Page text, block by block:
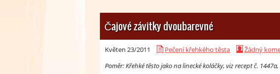
Čajové závitky dvoubarevné
Květen 23/2011 Pečení křehkého těsta
Žádný
Poměr: Křehké těsto jako na linecké koláčky, viz recept č.